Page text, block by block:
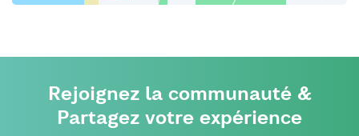
Rejoignez la communauté &
Partagez votre expérience